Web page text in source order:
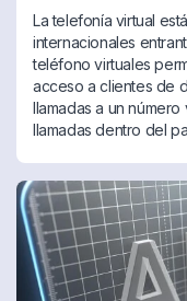
La telefonía virtual
internacionales
teléfono virtuales
acceso a clientes de
llamadas a un número
llamadas dentro del